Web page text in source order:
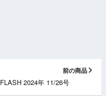
前の商品
FLASH 2024年 11/26号